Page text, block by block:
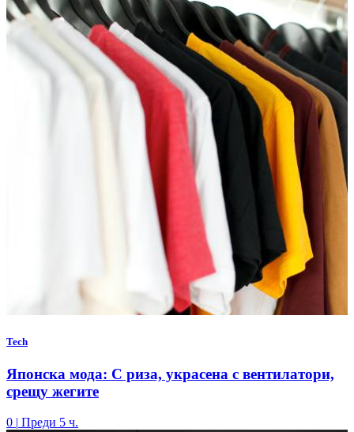
Tech
Японска мода: С риза, украсена с вентилатори,
срещу жегите
0 | Преди 5 ч.